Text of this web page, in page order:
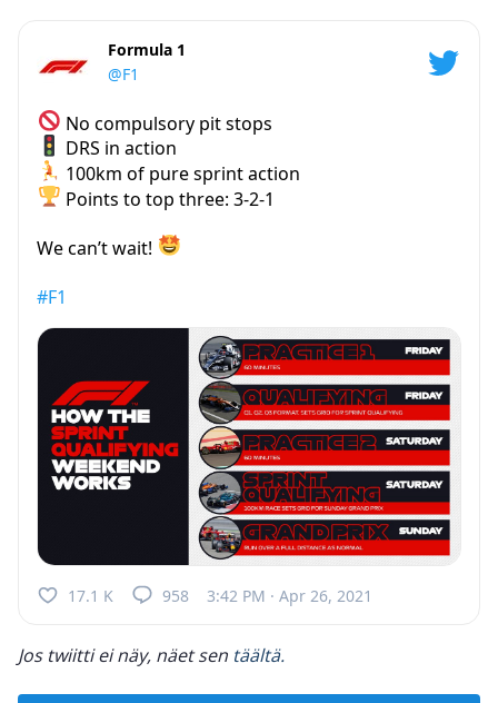
Formula 1
@F1
No compulsory pit stops
DRS in action
100km of pure sprint action
Points to top three: 3-2-1
We can’t wait!
#F1
17.1 K 958 3:42 PM · Apr 26, 2021
Jos twiitti ei näy, näet sen täältä.